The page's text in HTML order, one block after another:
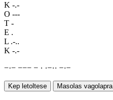
K -.-
O ---
T -
E .
L .-..
K -.-
−·− −−− − · ·−·· −·−
Kep letoltese Masolas vagolapra